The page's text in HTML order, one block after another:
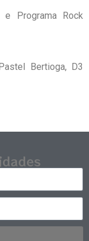
Programa Rock
Bertioga, D3